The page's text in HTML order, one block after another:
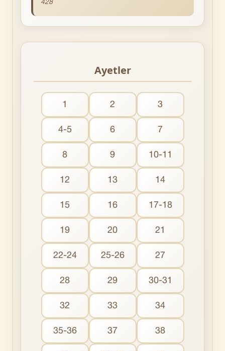
428
Ayetler
1 2 3
4-5 6 7
8 9 10-11
12 13 14
15 16 17-18
19 20 21
22-24 25-26 27
28 29 30-31
32 33 34
35-36 37 38